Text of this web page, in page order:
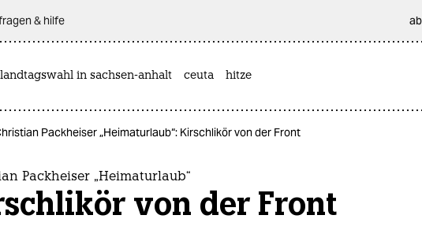
& hilfe
landtagswahl in sachsen-anhalt ceuta hitze
Packheiser „Heimaturlaub“: Kirschlikör von der Front
Packheiser „Heimaturlaub“
von der Front